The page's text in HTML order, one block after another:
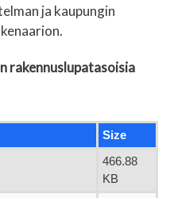
ja kaupungin
rakennuslupatasoisia
Size
466.88
KB